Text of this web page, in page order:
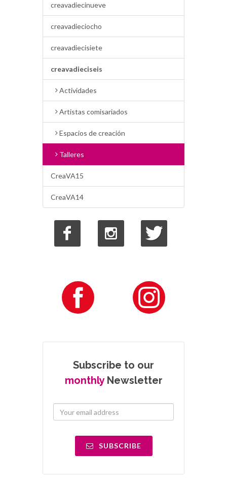
creavadiecinueve
creavadieciocho
creavadiecisiete
creavadieciseis
Actividades
Artistas comisariados
Espacios de creación
Talleres
CreaVA15
CreaVA14
Subscribe to our
monthlyNewsletter
SUBSCRIBE